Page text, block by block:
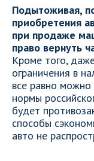
Подытоживая,
приобретения
при продаже
право вернуть
Кроме того,
ограничения в
все равно можно
нормы
будет
способы
авто не